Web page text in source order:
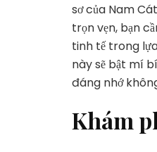
sơ của Nam
trọn vẹn, bạn
tinh tế trong
này sẽ bật mí
đáng nhớ
Khám